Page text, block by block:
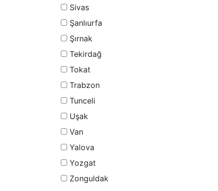
Sivas
Şanlıurfa
Şırnak
Tekirdağ
Tokat
Trabzon
Tunceli
Uşak
Van
Yalova
Yozgat
Zonguldak